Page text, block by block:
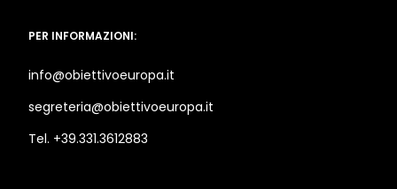
PER INFORMAZIONI:
info@obiettivoeuropa.it
segreteria@obiettivoeuropa.it
Tel. +39.331.3612883